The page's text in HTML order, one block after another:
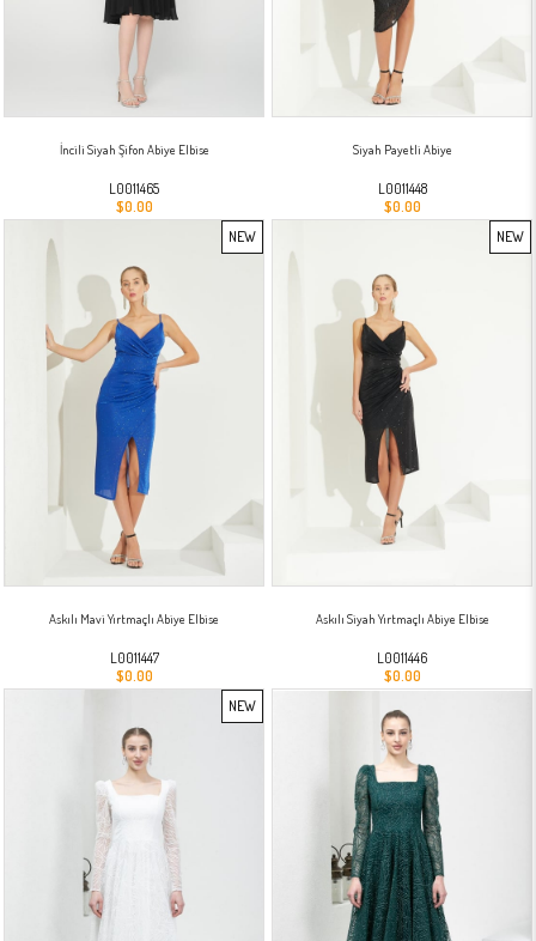
İncili Siyah Şifon Abiye Elbise
L0011465
$0.00
Siyah Payetli Abiye
L0011448
$0.00
Askılı Mavi Yırtmaçlı Abiye Elbise
L0011447
$0.00
NEW
Askılı Siyah Yırtmaçlı Abiye Elbise
L0011446
$0.00
NEW
NEW